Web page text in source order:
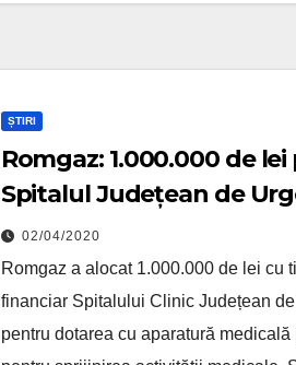
ȘTIRI
Romgaz: 1.000.000 de
Spitalul Județean de
02/04/2020
Romgaz a alocat 1.000.000 de lei cu
financiar Spitalului Clinic Județean
pentru dotarea cu aparatură medicală